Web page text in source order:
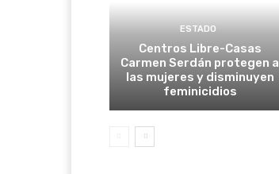
ESTADO
Centros Libre-Casas
Carmen Serdán protegen a
las mujeres y disminuyen
feminicidios